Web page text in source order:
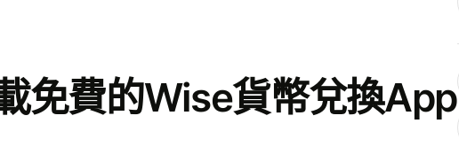
免費的Wise貨幣兌換App